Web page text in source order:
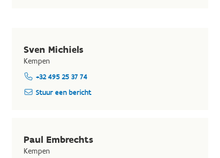
Sven Michiels
Kempen
+32 495 25 37 74
Stuur een bericht
Paul Embrechts
Kempen